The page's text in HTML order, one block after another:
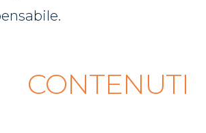
CONTENUTI